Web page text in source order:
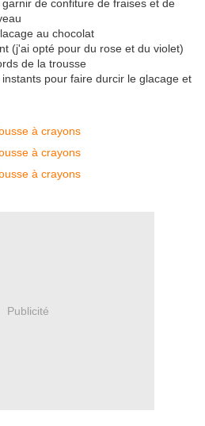
de confiture de fraises et de
au chocolat
(j'ai opté pour du rose et du violet)
de la trousse
pour faire durcir le glacage et
Publicité